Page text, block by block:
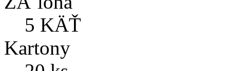
5 KÄŤ
Kartony